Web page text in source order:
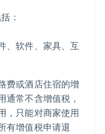
：
、软件、家具、互
费或酒店住宿的增
通常不含增值税，
，只能对商家使用
有增值税申请退